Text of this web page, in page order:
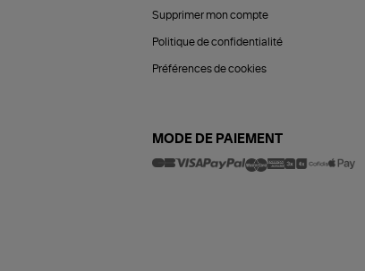
Supprimer mon compte
Politique de confidentialité
Préférences de cookies
MODE DE PAIEMENT